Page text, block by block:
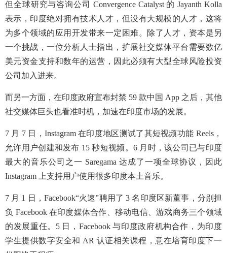
但全球研究与咨询公司 Convergence Catalyst 的 Jayanth Kolla
表示，印度绝对拥有技术人才，但没有大规模的人才，这将
为多个领域的应用开发带来一定困难。除了人才，资本是另
一个挑战，一位分析人士指出，扩展社交媒体平台需要数亿
美元资金支持和数年的运营，因此必须有大型全球风险投资
公司加入进来。
而另一方面，在印度政府宣布封禁 59 款中国 App 之后，其他
社交媒体巨头也看准时机，加速在印度市场的发展。
7 月 7 日，Instagram 在印度地区测试了其短视频功能 Reels，
允许用户创建和发布 15 秒短视频。6 月时，该公司已与印度
最大的音乐公司之一 Saregama 达成了一项全球协议，因此
Instagram 上支持用户使用很多印度本土音乐。
7 月 1 日，Facebook“火速”聘用了 3 名印度区新董事，分别担
负 Facebook 在印度媒体合作、移动电信、游戏商务三个领域
的发展重任。5 日，Facebook 与印度政府机构合作，为印度
学生提供数字安全和 AR 认证相关课程，意在培育印度下一